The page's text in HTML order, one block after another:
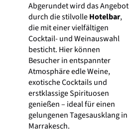
Abgerundet wird das Angebot
durch die stilvolleHotelbar,
die mit einer vielfältigen
Cocktail- und Weinauswahl
besticht. Hier können
Besucher in entspannter
Atmosphäre edle Weine,
exotische Cocktails und
erstklassige Spirituosen
genießen – ideal für einen
gelungenen Tagesausklang in
Marrakesch.